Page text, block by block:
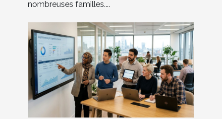
nombreuses familles....